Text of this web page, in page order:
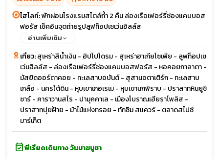
ไฮไลท์:พักผ่อนโรงแรมสไตล์ถ้ำ 2 คืน ล่องเรือเฟอร์รี่ช่องแคบบอส
ฟอรัส เช็คอินจุดถ่ายรูปลูฟท็อปเซเว่นฮิลล์ส
อ่านเพิ่มเติม
เที่ยว:สุเหร่าสีน้ำเงิน - ฮิปโปโดรม - สุเหร่าฮาเกียโซเฟีย - ลูฟท็อปเซ
เว่นฮิลล์ส - ล่องเรือเฟอร์รี่ช่องแคบบอสฟอรัส - หอคอยกาลาตา -
มัสยิดออร์ตาคอย - ทะเลสาบอบันต์ - สุสานอตาเติร์ก - ทะเลสาบ
เกลือ - นครใต้ดิน - หุบเขาเกอเรเม - หุบเขานกพิราบ - ปราสาทหินยูชิ
ซาร์ - คาราวานสไร - ปามุคคาเล - เมืองโบราณเฮียราโพลิส -
ปราสาทปุยฝ้าย - ม้าไม้แห่งทรอย - ทักซิม สแควร์ - ตลาดสไปซ์
มาร์เก็ต
event_availableพีเรียดเดินทาง วันมาฆบูชา